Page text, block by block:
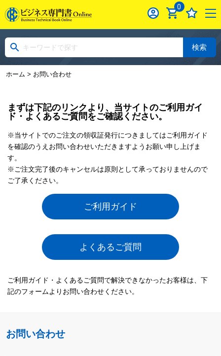
0
検索
ホーム > お問い合わせ
まずは下記のリンクより、当サイトのご利用ガイ
ド・よくあるご質問をご確認ください。
※当サイトでのご注文の領収証発行につきましてはご利用ガイド
を確認のうえお問い合わせいただきますようお願い申し上げま
す。
※ご注文完了後のキャンセルは原則として承っておりませんので
ご了承ください。
ご利用ガイド
よくあるご質問
ご利用ガイド・よくあるご質問で解決できなかったお客様は、下
記のフォームよりお問い合わせください。
お問い合わせ